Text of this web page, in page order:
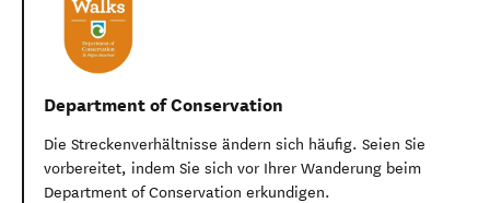
Department of Conservation
Die Streckenverhältnisse ändern sich häufig. Seien Sie
vorbereitet, indem Sie sich vor Ihrer Wanderung beim
Department of Conservation erkundigen.